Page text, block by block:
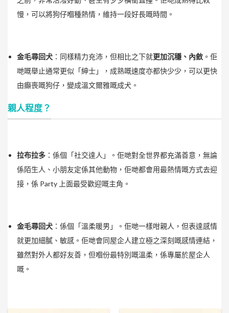
慢，可以將狗仔嗰種熱情，維持一段好長嘅時間。
金毛尋回犬 ：同樣精力充沛，但相比之下就更加沉穩、內斂 。佢
哋嘅舉止通常更似「紳士」，成熟嘅速度亦都快少少，可以更快
由癲喪嘅狗仔，變成溫文爾雅嘅成犬。
親人程度？
拉布拉多 ：係個「社交達人」。佢哋對全世界都充滿善意，無論
係陌生人、小朋友定係其他動物，佢哋都會用最熱情嘅方式去迎
接，係 Party 上面最受歡迎嘅主角。
金毛尋回犬 ：係個「溫柔暖男」。佢哋一樣咁親人，但表達感情
就更加細膩、敏感。佢哋會同屋企人建立極之深刻嘅感情連結，
雖然對外人都好友善，但嗰份最特別嘅溫柔，係專屬於屋企人
嘅。